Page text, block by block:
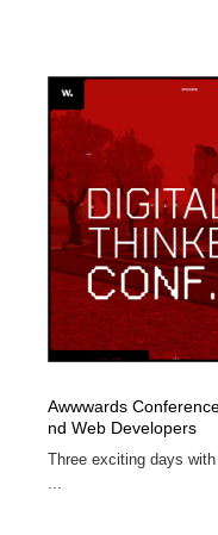
Awwwards
nd Web Developers
Three exciting days
...